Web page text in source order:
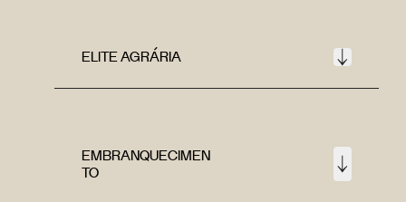
ELITE AGRÁRIA
EMBRANQUECIMEN
TO